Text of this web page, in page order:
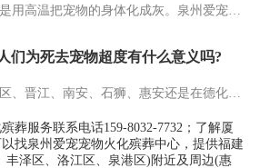
们为死去宠物超度有什么意义吗?
不管是在泉州市区、晋江、南安、石狮、惠安还是在德化、水头，都有不少人会为死去的宠物们做法事超度。那你们知道为死去宠物超度法事的意义在哪里呢？今天，爱宠宠物殡葬服务中心小编就给大家来讲一讲为死去宠物做超…
葬服务联系电话159-8032-7732；了解厦
找泉州爱宠宠物火化殡葬中心，提供福建
丰泽区、洛江区、泉港区)附近及周边(惠